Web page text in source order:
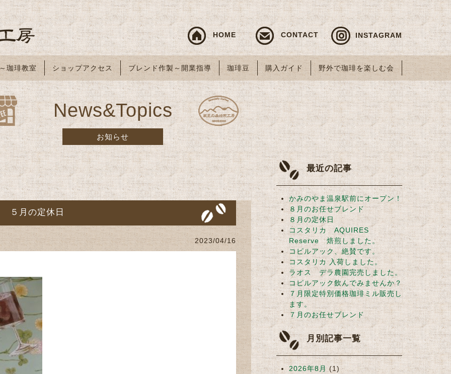
HOME CONTACT INSTAGRAM
珈琲教室 ショップアクセス ブレンド作製～開業指導 珈琲豆 購入ガイド 野外で珈琲を楽しむ会
News&Topics
お知らせ
５月の定休日
2023/04/16
最近の記事
かみのやま温泉駅前にオープン！
８月のお任せブレンド
８月の定休日
コスタリカ AQUIRES
Reserve 焙煎しました。
コピルアック、絶賛です。
コスタリカ 入荷しました。
ラオス デラ農園完売しました。
コピルアック飲んでみませんか？
７月限定特別価格珈琲ミル販売し
ます。
７月のお任せブレンド
月別記事一覧
2026年8月(1)